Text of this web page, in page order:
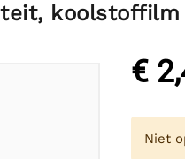
€
Niet